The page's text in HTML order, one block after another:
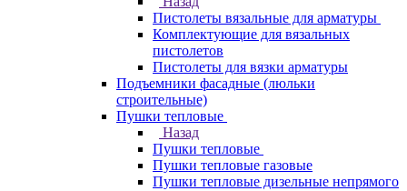
Пистолеты вязальные для арматуры
Комплектующие для вязальных
пистолетов
Пистолеты для вязки арматуры
Подъемники фасадные (люльки
строительные)
Пушки тепловые
Назад
Пушки тепловые
Пушки тепловые газовые
Пушки тепловые дизельные непрямого